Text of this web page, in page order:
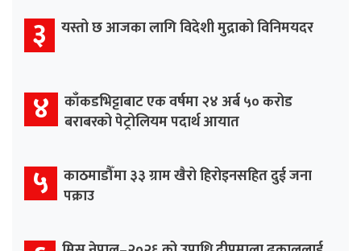
३ यस्तो छ आजका लागि विदेशी मुद्राको विनिमयदर
४ काँकडभिट्टाबाट एक वर्षमा २४ अर्ब ५० करोड
बराबरको पेट्रोलियम पदार्थ आयात
५ काठमाडौँमा ३३ ग्राम खैरो हिरोइनसहित दुई जना
पक्राउ